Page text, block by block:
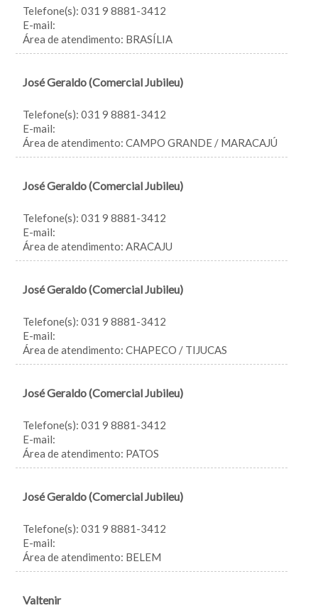
Telefone(s): 031 9 8881-3412
E-mail:
Área de atendimento: BRASÍLIA
José Geraldo (Comercial Jubileu)
Telefone(s): 031 9 8881-3412
E-mail:
Área de atendimento: CAMPO GRANDE / MARACAJÚ
José Geraldo (Comercial Jubileu)
Telefone(s): 031 9 8881-3412
E-mail:
Área de atendimento: ARACAJU
José Geraldo (Comercial Jubileu)
Telefone(s): 031 9 8881-3412
E-mail:
Área de atendimento: CHAPECO / TIJUCAS
José Geraldo (Comercial Jubileu)
Telefone(s): 031 9 8881-3412
E-mail:
Área de atendimento: PATOS
José Geraldo (Comercial Jubileu)
Telefone(s): 031 9 8881-3412
E-mail:
Área de atendimento: BELEM
Valtenir